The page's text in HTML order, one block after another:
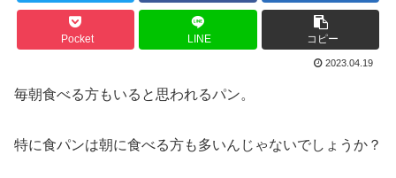
Pocket LINE コピー
2023.04.19
毎朝食べる方もいると思われるパン。
特に食パンは朝に食べる方も多いんじゃないでしょうか？